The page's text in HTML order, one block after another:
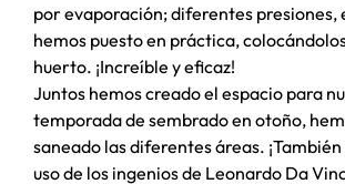
por evaporación; diferentes presiones,
hemos puesto en práctica,
huerto. ¡Increíble y eficaz!
Juntos hemos creado el espacio para
temporada de sembrado en otoño,
saneado las diferentes áreas.
uso de los ingenios de Leonardo Da